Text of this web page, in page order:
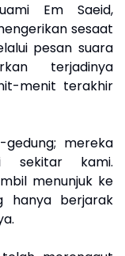
Em Saeid,
sesaat
pesan suara
terjadinya
menit terakhir
gedung; mereka
sekitar kami.
menunjuk ke
hanya berjarak